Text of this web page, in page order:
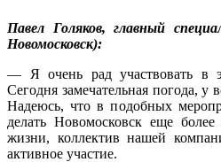
Павел Голяков, главный
Новомосковск):
— Я очень рад участвовать в
Сегодня замечательная погода, у
Надеюсь, что в подобных
делать Новомосковск еще
жизни, коллектив нашей
активное участие.